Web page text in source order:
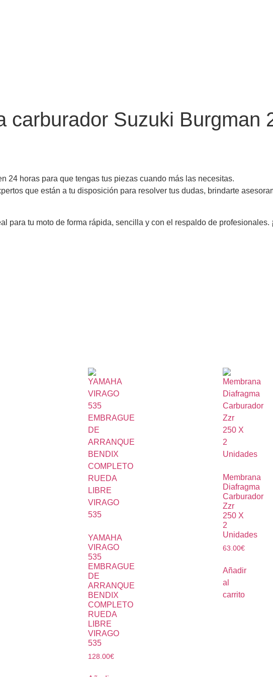
carburador Suzuki Burgman
24 horas para que tengas tus piezas cuando más las necesitas.
que están a tu disposición para resolver tus dudas, brindarte
para tu moto de forma rápida, sencilla y con el respaldo de
YAMAHA
VIRAGO
535
EMBRAGUE
DE
ARRANQUE
BENDIX
COMPLETO
RUEDA
LIBRE
VIRAGO
535
128.00€
Membrana
Diafragma
Carburador
Zzr
250 X
2
Unidades
63.00€
Añadir
al
carrito